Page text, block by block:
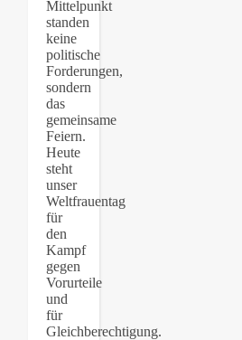
Mittelpunkt
standen
keine
politische
Forderungen,
sondern
das
gemeinsame
Feiern.
Heute
steht
unser
Weltfrauentag
für
den
Kampf
gegen
Vorurteile
und
für
Gleichberechtigung.